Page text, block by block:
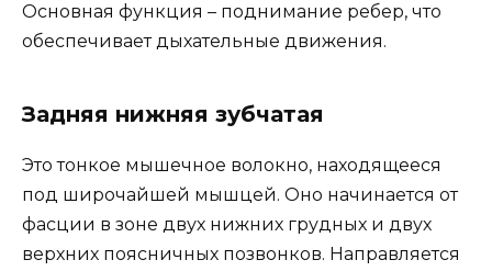
Основная функция – поднимание ребер, что
обеспечивает дыхательные движения.
Задняя нижняя зубчатая
Это тонкое мышечное волокно, находящееся
под широчайшей мышцей. Оно начинается от
фасции в зоне двух нижних грудных и двух
верхних поясничных позвонков. Направляется